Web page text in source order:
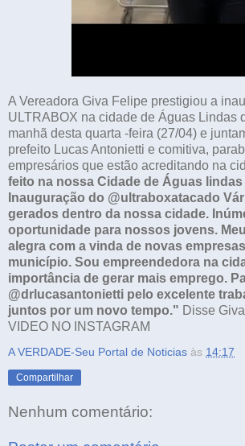
A Vereadora Giva Felipe prestigiou a
ULTRABOX na cidade de Águas Lindas
manhã desta quarta -feira (27/04) e
prefeito Lucas Antonietti e comitiva,
empresários que estão acreditando na
feito na nossa Cidade de Águas lindas
Inauguração do @ultraboxatacado
gerados dentro da nossa cidade.
oportunidade para nossos jovens.
alegra com a vinda de novas
município. Sou empreendedora na
importância de gerar mais emprego.
@drlucasantonietti pelo excelente
juntos por um novo tempo." Disse
VIDEO NO INSTAGRAM
A VERDADE-Seu Portal de Noticias às 14:17
Compartilhar
Nenhum comentário: